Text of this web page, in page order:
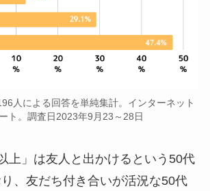
人による回答を単純集計。インターネット
ト。調査日2023年9月23～28日
上」は友人と出かけるという50代
、友だち付き合いが活況な50代